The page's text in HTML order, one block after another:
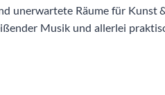
unerwartete Räume für Kunst
Musik und allerlei